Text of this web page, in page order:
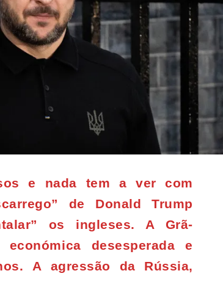
e nada tem a ver com
de Donald Trump
os ingleses. A Grã-
desesperada e
A agressão da Rússia,